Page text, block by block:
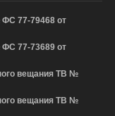
77-79468 от
77-73689 от
вещания ТВ №
вещания ТВ №